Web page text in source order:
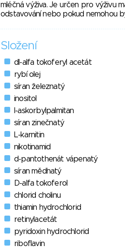
mléčná výživa. Je určen pro výživu
odstavování nebo pokud nemohou
Složení
dl-alfa tokoferyl acetát
rybí olej
síran železnatý
inositol
l-askorbylpalmitan
síran zinečnatý
L-karnitin
nikotinamid
d-pantothenát vápenatý
síran měďnatý
D-alfa tokoferol
chlorid cholinu
thiamin hydrochlorid
retinylacetát
pyridoxin hydrochlorid
riboflavin